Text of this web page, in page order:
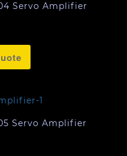
Servo Amplifier
Servo Amplifier